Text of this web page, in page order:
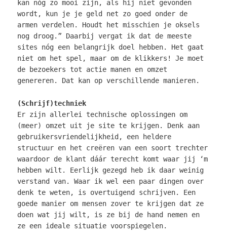
kan nóg zo mooi zijn, als hij niet gevonden
wordt, kun je je geld net zo goed onder de
armen verdelen. Houdt het misschien je oksels
nog droog.” Daarbij vergat ik dat de meeste
sites nóg een belangrijk doel hebben. Het gaat
niet om het spel, maar om de klikkers! Je moet
de bezoekers tot actie manen en omzet
genereren. Dat kan op verschillende manieren.
(Schrijf)techniek
Er zijn allerlei technische oplossingen om
(meer) omzet uit je site te krijgen. Denk aan
gebruikersvriendelijkheid, een heldere
structuur en het creëren van een soort trechter
waardoor de klant dáár terecht komt waar jij ‘m
hebben wilt. Eerlijk gezegd heb ik daar weinig
verstand van. Waar ik wel een paar dingen over
denk te weten, is overtuigend schrijven. Een
goede manier om mensen zover te krijgen dat ze
doen wat jij wilt, is ze bij de hand nemen en
ze een ideale situatie voorspiegelen.